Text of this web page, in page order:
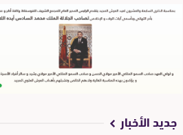
جديد الأخبار